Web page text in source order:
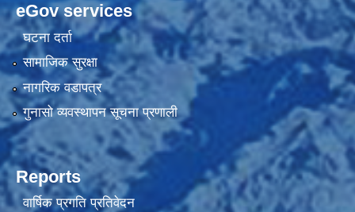
eGov services
घटना दर्ता
सामाजिक सुरक्षा
नागरिक वडापत्र
गुनासो व्यवस्थापन सूचना प्रणाली
Reports
वार्षिक प्रगति प्रतिवेदन